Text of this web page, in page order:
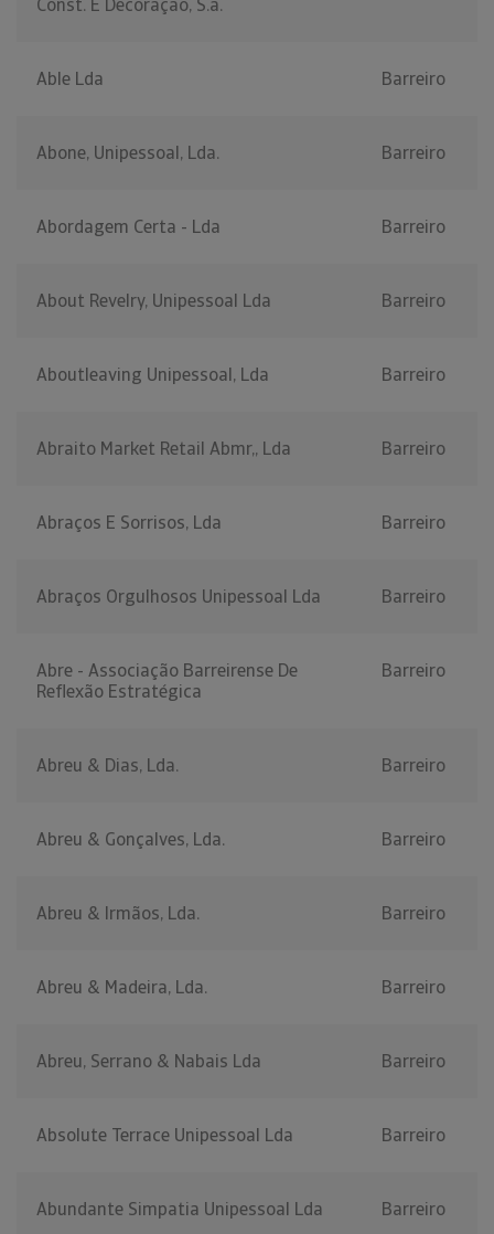
Const. E Decoração, S.a.
Able Lda Barreiro
Abone, Unipessoal, Lda. Barreiro
Abordagem Certa - Lda Barreiro
About Revelry, Unipessoal Lda Barreiro
Aboutleaving Unipessoal, Lda Barreiro
Abraito Market Retail Abmr,, Lda Barreiro
Abraços E Sorrisos, Lda Barreiro
Abraços Orgulhosos Unipessoal Lda Barreiro
Abre - Associação Barreirense De
Reflexão Estratégica
Barreiro
Abreu & Dias, Lda. Barreiro
Abreu & Gonçalves, Lda. Barreiro
Abreu & Irmãos, Lda. Barreiro
Abreu & Madeira, Lda. Barreiro
Abreu, Serrano & Nabais Lda Barreiro
Absolute Terrace Unipessoal Lda Barreiro
Abundante Simpatia Unipessoal Lda Barreiro